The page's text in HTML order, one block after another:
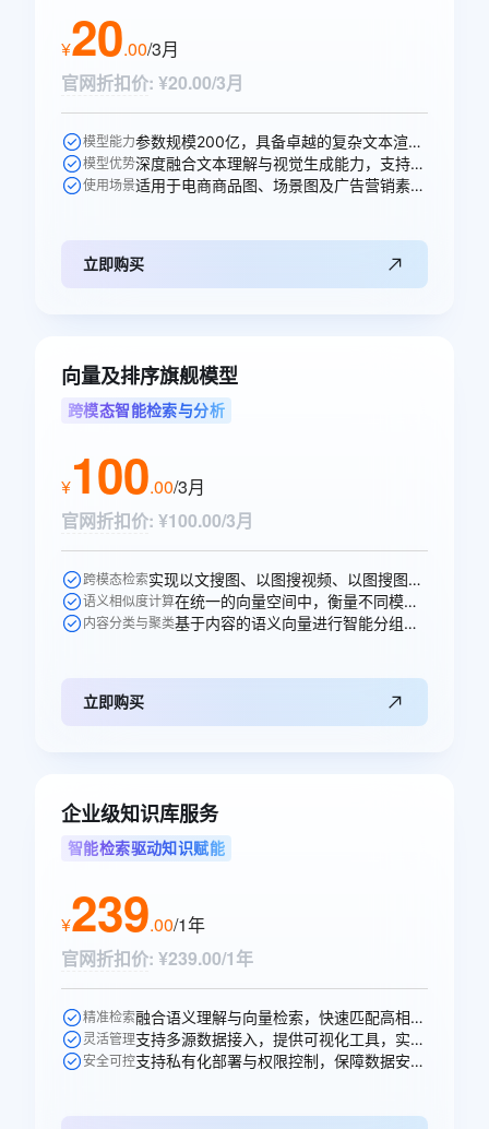
¥20.00/3月
官网折扣价: ¥20.00/3月
模型能力 参数规模200亿，具备卓越的复杂文本渲染能力。
模型优势 深度融合文本理解与视觉生成能力，支持高精度图文生成与多轮编辑。
使用场景 适用于电商商品图、场景图及广告营销素材的智能生成。
立即购买
向量及排序旗舰模型
跨模态智能检索与分析
¥100.00/3月
官网折扣价: ¥100.00/3月
跨模态检索 实现以文搜图、以图搜视频、以图搜图等跨模态的语义搜索。
语义相似度计算 在统一的向量空间中，衡量不同模态内容之间的语义相似性。
内容分类与聚类 基于内容的语义向量进行智能分组、打标和聚类分析。
立即购买
企业级知识库服务
智能检索驱动知识赋能
¥239.00/1年
官网折扣价: ¥239.00/1年
精准检索 融合语义理解与向量检索，快速匹配高相关性知识，提升问答准确率。
灵活管理 支持多源数据接入，提供可视化工具，实现知识高效构建与更新。
安全可控 支持私有化部署与权限控制，保障数据安全，适配多元业务场景。